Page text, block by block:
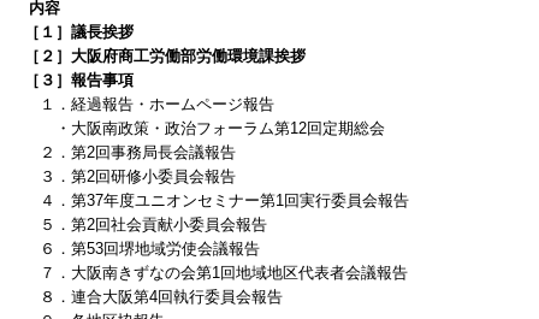
内容
［１］議長挨拶
［２］大阪府商工労働部労働環境課挨拶
［３］報告事項
１．経過報告・ホームページ報告
・大阪南政策・政治フォーラム第12回定期総会
２．第2回事務局長会議報告
３．第2回研修小委員会報告
４．第37年度ユニオンセミナー第1回実行委員会報告
５．第2回社会貢献小委員会報告
６．第53回堺地域労使会議報告
７．大阪南きずなの会第1回地域地区代表者会議報告
８．連合大阪第4回執行委員会報告